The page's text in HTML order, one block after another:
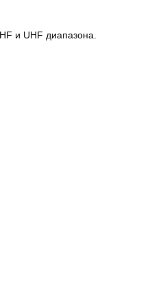
и UHF диапазона.